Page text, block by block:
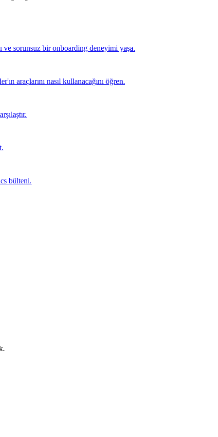
ve sorunsuz bir onboarding deneyimi yaşa.
araçlarını nasıl kullanacağını öğren.
bülteni.